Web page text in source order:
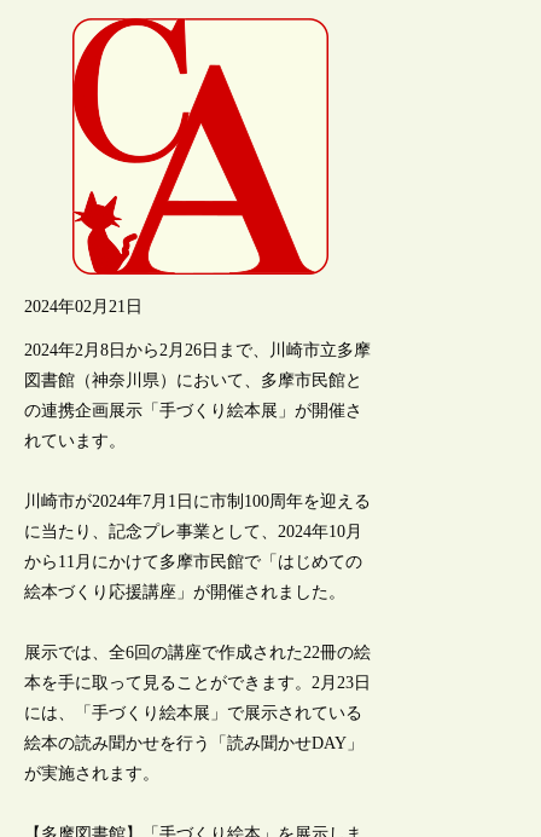
2024年02月21日
2024年2月8日から2月26日まで、川崎市立多摩
図書館（神奈川県）において、多摩市民館と
の連携企画展示「手づくり絵本展」が開催さ
れています。
川崎市が2024年7月1日に市制100周年を迎える
に当たり、記念プレ事業として、2024年10月
から11月にかけて多摩市民館で「はじめての
絵本づくり応援講座」が開催されました。
展示では、全6回の講座で作成された22冊の絵
本を手に取って見ることができます。2月23日
には、「手づくり絵本展」で展示されている
絵本の読み聞かせを行う「読み聞かせDAY」
が実施されます。